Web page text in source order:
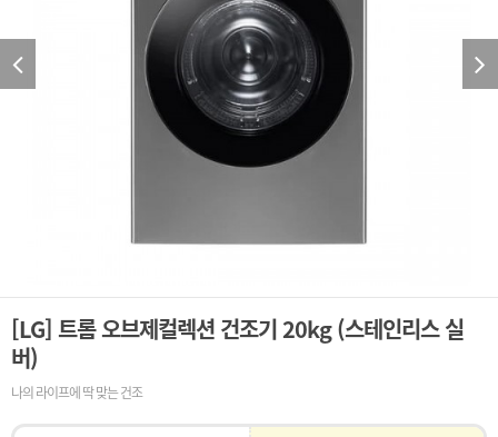
[LG] 트롬 오브제컬렉션 건조기 20kg (스테인리스 실
버)
나의 라이프에 딱 맞는 건조